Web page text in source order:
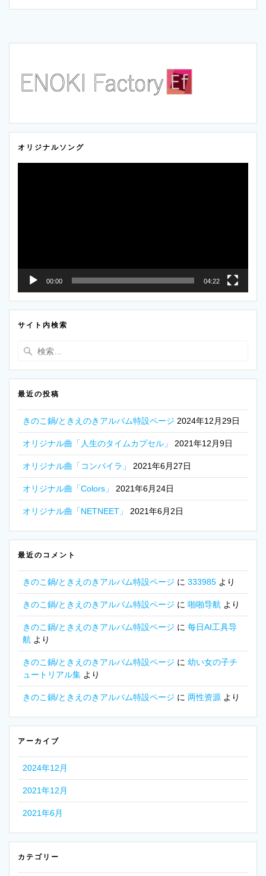
t L
k
オリジナルソング
00:00 04:22
サイト内検索
検
最近の投稿
きのこ鍋/ときえのきアルバム特設ページ 2024年12月29日
オリジナル曲「人生のタイムカプセル」 2021年12月9日
オリジナル曲「コンパイラ」 2021年6月27日
オリジナル曲「Colors」 2021年6月24日
オリジナル曲「NETNEET」 2021年6月2日
最近のコメント
きのこ鍋/ときえのきアルバム特設ページ に 333985 より
きのこ鍋/ときえのきアルバム特設ページ に 啪啪导航 より
きのこ鍋/ときえのきアルバム特設ページ に 每日AI工具导
航 より
きのこ鍋/ときえのきアルバム特設ページ に 幼い女の子チ
ュートリアル集 より
きのこ鍋/ときえのきアルバム特設ページ に 两性资源 より
アーカイブ
2024年12月
2021年12月
2021年6月
カテゴリー